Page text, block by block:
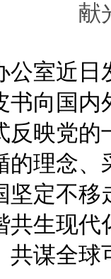
室近日
书向国
反映党
的理念
坚定不
共生现
共谋全